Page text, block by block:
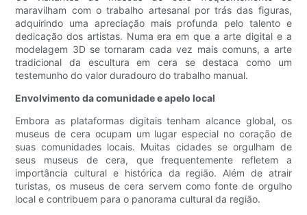
maravilham com o trabalho artesanal por trás das figuras,
adquirindo uma apreciação mais profunda pelo talento e
dedicação dos artistas. Numa era em que a arte digital e a
modelagem 3D se tornaram cada vez mais comuns, a arte
tradicional da escultura em cera se destaca como um
testemunho do valor duradouro do trabalho manual.
Envolvimento da comunidade e apelo local
Embora as plataformas digitais tenham alcance global, os
museus de cera ocupam um lugar especial no coração de
suas comunidades locais. Muitas cidades se orgulham de
seus museus de cera, que frequentemente refletem a
importância cultural e histórica da região. Além de atrair
turistas, os museus de cera servem como fonte de orgulho
local e contribuem para o panorama cultural da região.